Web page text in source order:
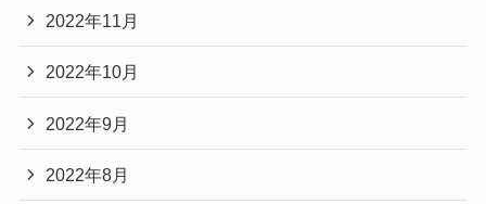
2022年11月
2022年10月
2022年9月
2022年8月